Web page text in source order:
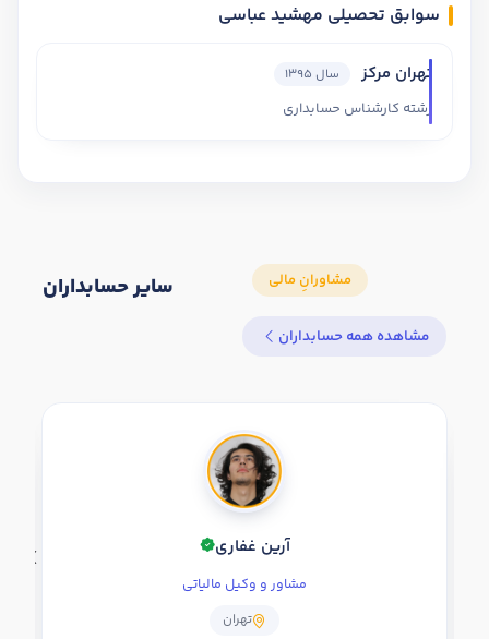
سوابق تحصیلی مهشید عباسی
تهران مرکز سال 1395
رشته کارشناس حسابداری
سایر حسابداران
مشاهده همه حسابداران
آرین غفاری
مشاور و وکیل مالیاتی
تهران